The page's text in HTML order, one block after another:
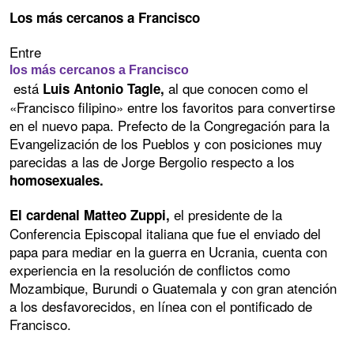
Los más cercanos a Francisco
Entre
los más cercanos a Francisco
está Luis Antonio Tagle, al que conocen como el
«Francisco filipino» entre los favoritos para convertirse
en el nuevo papa. Prefecto de la Congregación para la
Evangelización de los Pueblos y con posiciones muy
parecidas a las de Jorge Bergolio respecto a los
homosexuales.
El cardenal Matteo Zuppi, el presidente de la
Conferencia Episcopal italiana que fue el enviado del
papa para mediar en la guerra en Ucrania, cuenta con
experiencia en la resolución de conflictos como
Mozambique, Burundi o Guatemala y con gran atención
a los desfavorecidos, en línea con el pontificado de
Francisco.